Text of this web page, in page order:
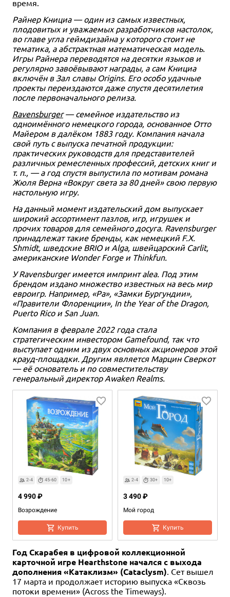
время.
Райнер Книциа — один из самых известных,
плодовитых и уважаемых разработчиков настолок,
во главе угла геймдизайна у которого стоит не
тематика, а абстрактная математическая модель.
Игры Райнера переводятся на десятки языков и
регулярно завоёвывают награды, а сам Книциа
включён в Зал славы Origins. Его особо удачные
проекты переиздаются даже спустя десятилетия
после первоначального релиза.
Ravensburger— семейное издательство из
одноимённого немецкого города, основанное Отто
Майером в далёком 1883 году. Компания начала
свой путь с выпуска печатной продукции:
практических руководств для представителей
различных ремесленных профессий, детских книг и
т. п., — а год спустя выпустила по мотивам романа
Жюля Верна «Вокруг света за 80 дней» свою первую
настольную игру.
На данный момент издательский дом выпускает
широкий ассортимент пазлов, игр, игрушек и
прочих товаров для семейного досуга. Ravensburger
принадлежат такие бренды, как немецкий F.X.
Shmidt, шведские BRIO и Alga, швейцарский Carlit,
американские Wonder Forge и Thinkfun.
У Ravensburger имеется импринт alea. Под этим
брендом издано множество известных на весь мир
евроигр. Например, «Ра», «Замки Бургундии»,
«Правители Флоренции», In the Year of the Dragon,
Puerto Rico и San Juan.
Компания в феврале 2022 года стала
стратегическим инвестором Gamefound, так что
выступает одним из двух основных акционеров этой
крауд-площадки. Другим является Марцин Сверкот
— её основатель и по совместительству
генеральный директор Awaken Realms.
2-4 45-60 10+
Возрождение
4 990 ₽
Купить
2-4 30+ 10+
Мой город
3 490 ₽
Купить
Год Скарабея в цифровой коллекционной
карточной игре Hearthstone начался с выхода
дополнения «Катаклизм» (Cataclysm). Сет вышел
17 марта и продолжает историю выпуска «Сквозь
потоки времени» (Across the Timeways).